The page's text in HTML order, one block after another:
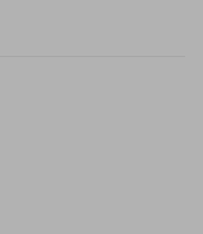
개 제품 정보 공개